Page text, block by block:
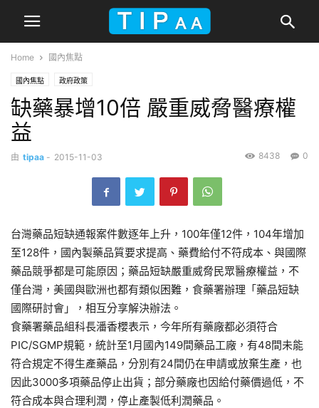
Home 國內焦點
國內焦點 政府政策
缺藥暴增10倍 嚴重威脅醫療權
益
由 tipaa - 2015-11-03 0
8438
台灣藥品短缺通報案件數逐年上升，100年僅12件，104年增加
至128件，國內製藥品質要求提高、藥費給付不符成本、與國際
藥品競爭都是可能原因；藥品短缺嚴重威脅民眾醫療權益，不
僅台灣，美國與歐洲也都有類似困難，食藥署辦理「藥品短缺
國際研討會」，相互分享解決辦法。
食藥署藥品組科長潘香櫻表示，今年所有藥廠都必須符合
PIC/SGMP規範，統計至1月國內149間藥品工廠，有48間未能
符合規定不得生產藥品，分別有24間仍在申請或放棄生產，也
因此3000多項藥品停止出貨；部分藥廠也因給付藥價過低，不
符合成本與合理利潤，停止產製低利潤藥品。